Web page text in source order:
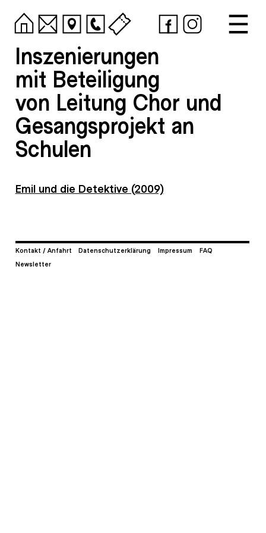
Inszenierungen
mit Beteiligung
von Leitung Chor und
Gesangsprojekt an
Schulen
Emil und die Detektive (2009)
Kontakt / Anfahrt Datenschutzerklärung Impressum
FAQ
Newsletter